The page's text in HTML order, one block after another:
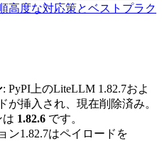
高度な対応策とベストプラク
: PyPI上のLiteLLM 1.82.7およ
が挿入され、現在削除済み。
は 1.82.6 です。
ン1.82.7はペイロードを